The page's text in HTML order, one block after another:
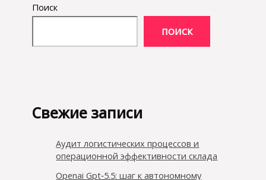
Поиск
ПОИСК
Свежие записи
Аудит логистических процессов и
операционной эффективности склада
Openai Gpt‑5.5: шаг к автономному